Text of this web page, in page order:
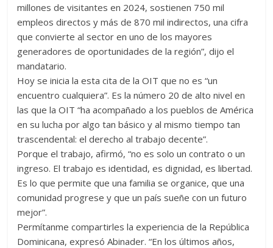
millones de visitantes en 2024, sostienen 750 mil
empleos directos y más de 870 mil indirectos, una cifra
que convierte al sector en uno de los mayores
generadores de oportunidades de la región”, dijo el
mandatario.
Hoy se inicia la esta cita de la OIT que no es “un
encuentro cualquiera”. Es la número 20 de alto nivel en
las que la OIT “ha acompañado a los pueblos de América
en su lucha por algo tan básico y al mismo tiempo tan
trascendental: el derecho al trabajo decente”.
Porque el trabajo, afirmó, “no es solo un contrato o un
ingreso. El trabajo es identidad, es dignidad, es libertad.
Es lo que permite que una familia se organice, que una
comunidad progrese y que un país sueñe con un futuro
mejor”.
Permítanme compartirles la experiencia de la República
Dominicana, expresó Abinader. “En los últimos años,